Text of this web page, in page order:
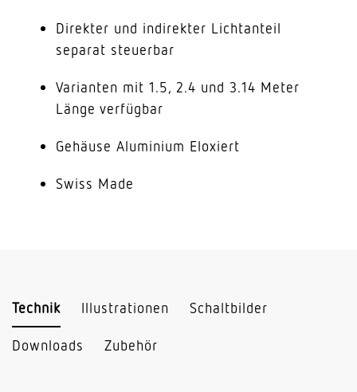
Direkter und indirekter Lichtanteil
separat steuerbar
Varianten mit 1.5, 2.4 und 3.14 Meter
Länge verfügbar
Gehäuse Aluminium Eloxiert
Swiss Made
Technik Illustrationen Schaltbilder
Downloads Zubehör